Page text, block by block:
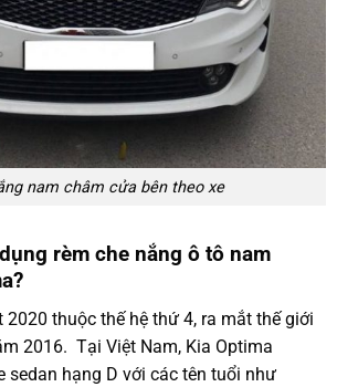
nam châm cửa bên theo xe
rèm che nắng ô tô nam
2020 thuộc thế hệ thứ 4, ra mắt thế giới
2016. Tại Việt Nam, Kia Optima
sedan hạng D với các tên tuổi như